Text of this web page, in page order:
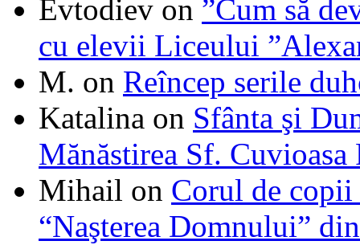
Evtodiev on ”Cum să
cu elevii Liceului
M. on Reîncep serile
Katalina on Sfânta şi
Mănăstirea Sf. Cuvioasa
Mihail on Corul de
“Naşterea Domnului”